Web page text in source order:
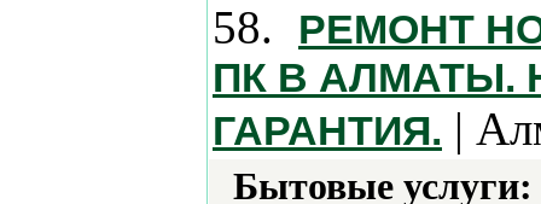
58.
РЕМОНТ
ПК В АЛМАТЫ.
ГАРАНТИЯ. |
Бытовые услуги: